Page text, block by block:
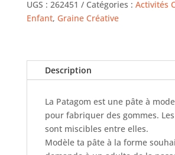
UGS : 262451 Catégories : Activités
Enfant, Graine Créative
Description
La Patagom est une pâte à
pour fabriquer des gommes.
sont miscibles entre elles.
Modèle ta pâte à la forme